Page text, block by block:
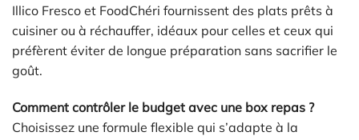
Illico Fresco et FoodChéri fournissent des plats prêts à
cuisiner ou à réchauffer, idéaux pour celles et ceux qui
préfèrent éviter de longue préparation sans sacrifier le
goût.
Comment contrôler le budget avec une box repas ?
Choisissez une formule flexible qui s’adapte à la